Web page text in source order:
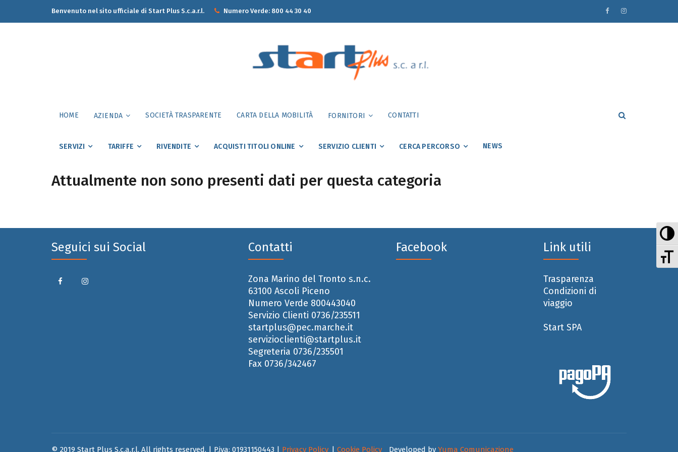
Benvenuto nel sito ufficiale di Start Plus S.c.a.r.l. Numero Verde: 800 44 30 40
HOME AZIENDA SOCIETÀ TRASPARENTE CARTA DELLA MOBILITÀ FORNITORI CONTATTI
SERVIZI TARIFFE RIVENDITE ACQUISTI TITOLI ONLINE SERVIZIO CLIENTI CERCA PERCORSO NEWS
Attualmente non sono presenti dati per questa categoria
Seguici sui Social Contatti
Zona Marino del Tronto s.n.c.
63100 Ascoli Piceno
Numero Verde 800443040
Servizio Clienti 0736/235511
startplus@pec.marche.it
servizioclienti@startplus.it
Segreteria 0736/235501
Fax 0736/342467
Facebook Link utili
Trasparenza
Condizioni di
viaggio
Start SPA
© 2019 Start Plus S.c.a.r.l. All rights reserved. | P.iva: 01931150443 | Privacy Policy | Cookie Policy Developed by Yuma Comunicazione